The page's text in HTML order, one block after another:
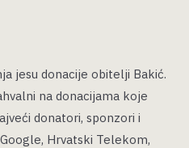
jesu donacije obitelji Bakić.
na donacijama koje
donatori, sponzori i
Hrvatski Telekom,